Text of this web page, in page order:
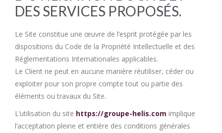
DES SERVICES PROPOSÉS.
Le Site constitue une œuvre de l’esprit protégée par les
dispositions du Code de la Propriété Intellectuelle et des
Réglementations Internationales applicables.
Le Client ne peut en aucune manière réutiliser, céder ou
exploiter pour son propre compte tout ou partie des
éléments ou travaux du Site.
L’utilisation du site https://groupe-helis.com implique
l’acceptation pleine et entière des conditions générales